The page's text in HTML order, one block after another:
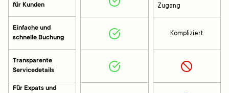
für Kunden
Einfache und
schnelle Buchung
Transparente
Servicedetails
Für Expats und
Zugang
Kompliziert